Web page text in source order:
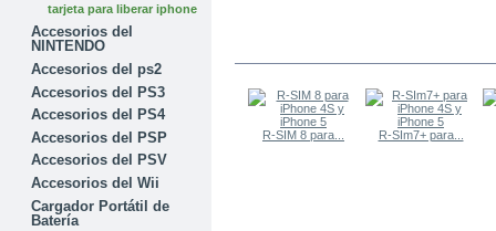
tarjeta para liberar iphone
Accesorios del
NINTENDO
Accesorios del ps2
Accesorios del PS3
Accesorios del PS4
Accesorios del PSP
Accesorios del PSV
Accesorios del Wii
Cargador Portátil de
Batería
R-SIM 8 para... R-SIm7+ para...